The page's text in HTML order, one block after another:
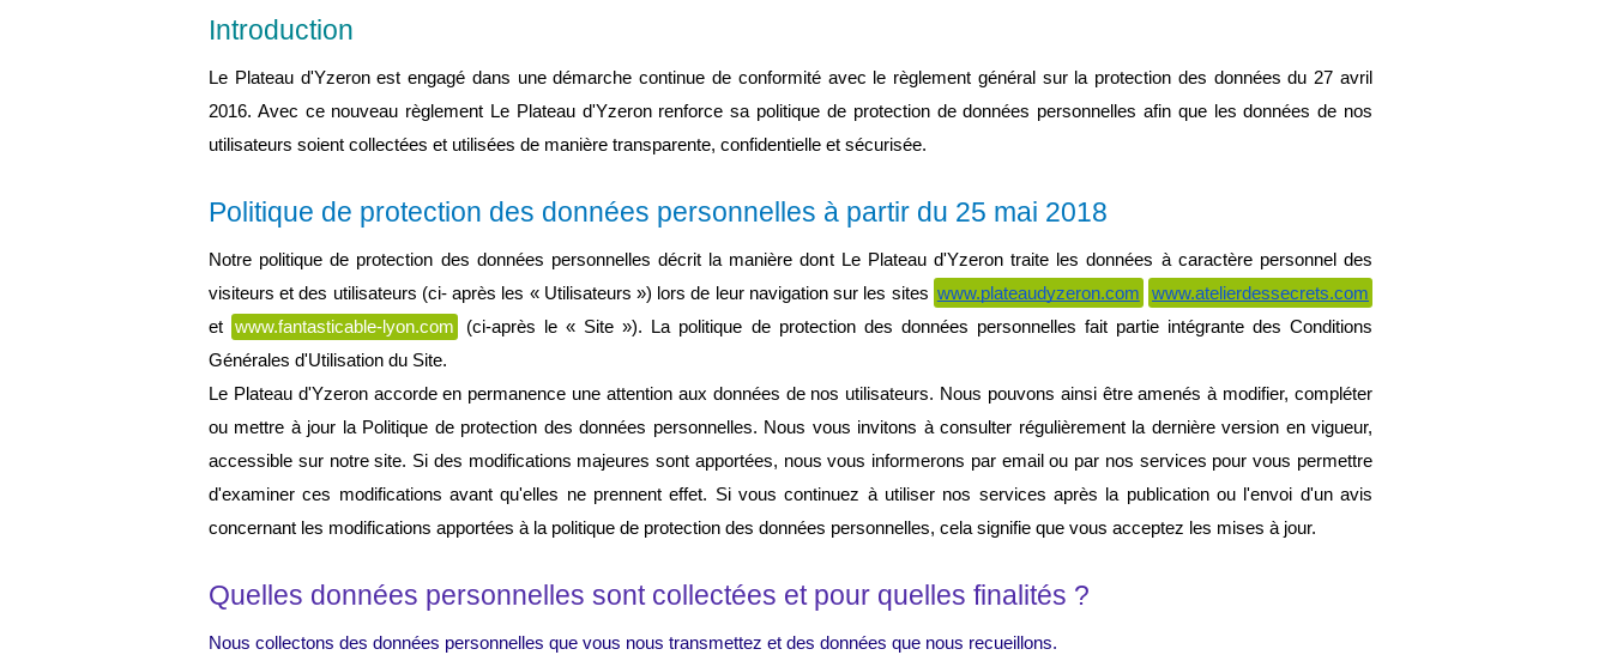
Introduction
Le Plateau d'Yzeron est engagé dans une démarche continue de conformité avec le règlement général sur la protection des données du 27 avril
2016. Avec ce nouveau règlement Le Plateau d'Yzeron renforce sa politique de protection de données personnelles afin que les données de nos
utilisateurs soient collectées et utilisées de manière transparente, confidentielle et sécurisée.
Politique de protection des données personnelles à partir du 25 mai 2018
Notre politique de protection des données personnelles décrit la manière dont Le Plateau d'Yzeron traite les données à caractère personnel des
visiteurs et des utilisateurs (ci- après les « Utilisateurs ») lors de leur navigation sur les sites www.plateaudyzeron.com
www.atelierdessecrets.com
et
www.fantasticable-lyon.com
(ci-après le « Site »). La politique de protection des données personnelles fait partie intégrante des Conditions
Générales d'Utilisation du Site.
Le Plateau d'Yzeron accorde en permanence une attention aux données de nos utilisateurs. Nous pouvons ainsi être amenés à modifier, compléter
ou mettre à jour la Politique de protection des données personnelles. Nous vous invitons à consulter régulièrement la dernière version en vigueur,
accessible sur notre site. Si des modifications majeures sont apportées, nous vous informerons par email ou par nos services pour vous permettre
d'examiner ces modifications avant qu'elles ne prennent effet. Si vous continuez à utiliser nos services après la publication ou l'envoi d'un avis
concernant les modifications apportées à la politique de protection des données personnelles, cela signifie que vous acceptez les mises à jour.
Quelles données personnelles sont collectées et pour quelles finalités ?
Nous collectons des données personnelles que vous nous transmettez et des données que nous recueillons.